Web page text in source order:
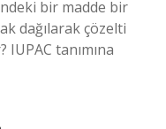
bir madde bir
dağılarak çözelti
tanımına